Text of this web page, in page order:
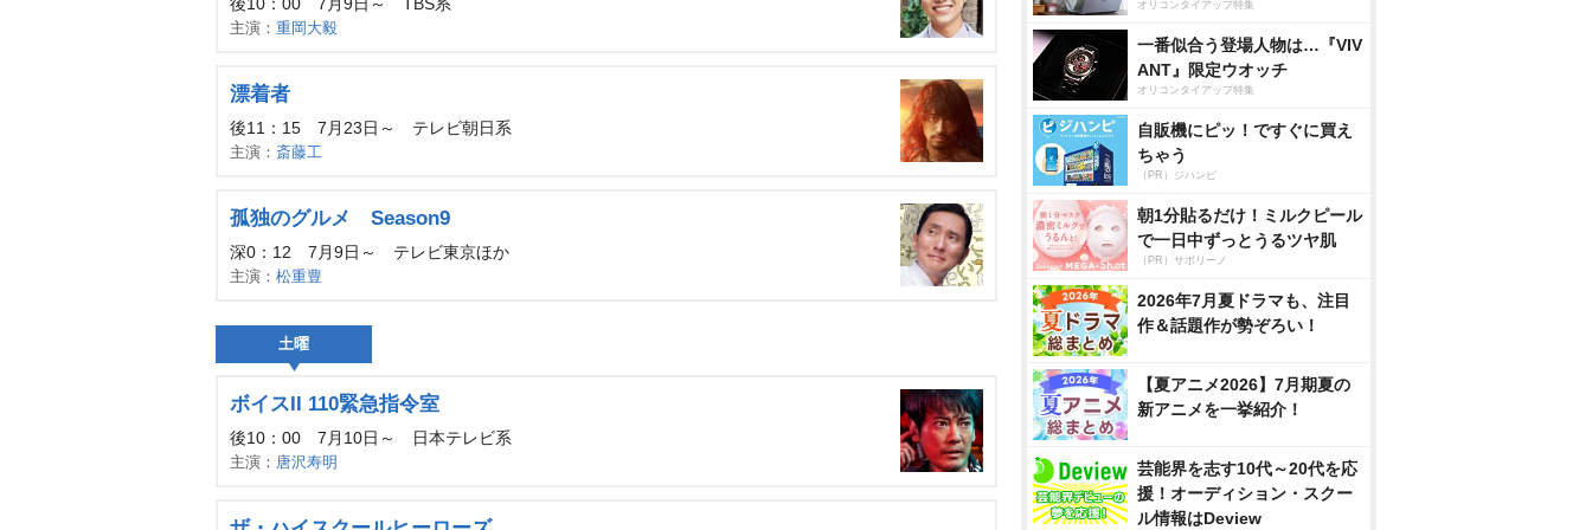
主演： 重岡大毅
漂着者
後11：15 7月23日～ テレビ朝日系
主演： 斎藤工
孤独のグルメ Season9
深0：12 7月9日～ テレビ東京ほか
主演： 松重豊
土曜
ボイスII 110緊急指令室
後10：00 7月10日～ 日本テレビ系
主演： 唐沢寿明
オリコンタイアップ特集
一番似合う登場人物は…『VIV
ANT』限定ウオッチ
オリコンタイアップ特集
自販機にピッ！ですぐに買え
ちゃう
（PR）ジハンピ
朝1分貼るだけ！ミルクピール
で一日中ずっとうるツヤ肌
（PR）サボリーノ
2026年7月夏ドラマも、注目
作＆話題作が勢ぞろい！
【夏アニメ2026】7月期夏の
新アニメを一挙紹介！
芸能界を志す10代～20代を応
援！オーディション・スクー
ル情報はDeview